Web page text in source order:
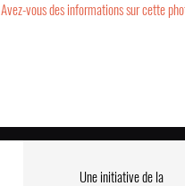
Avez-vous des informations sur cette
Une initiative de la